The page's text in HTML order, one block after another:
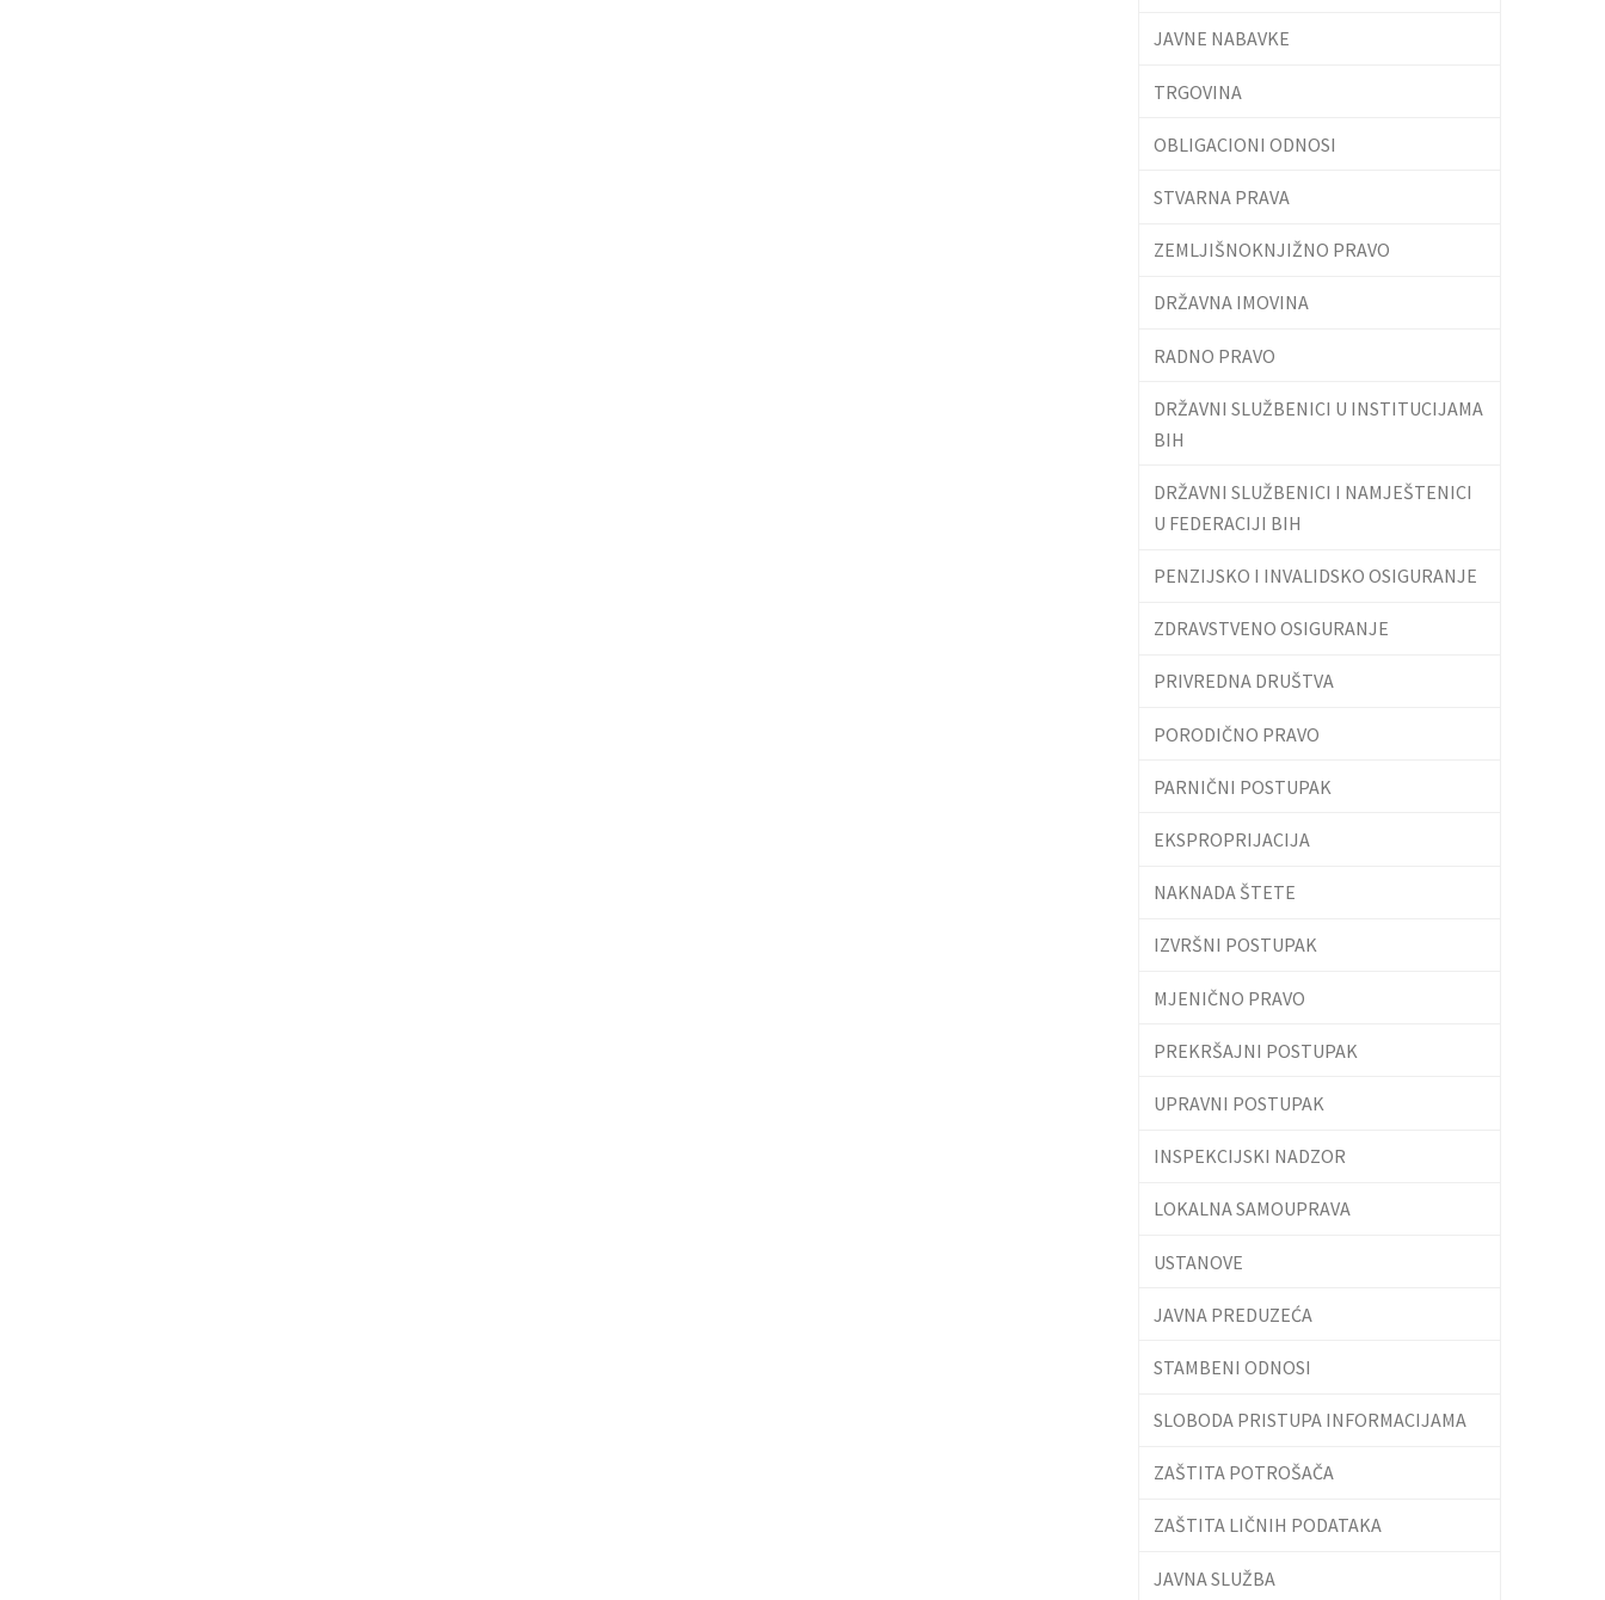
JAVNE NABAVKE
TRGOVINA
OBLIGACIONI ODNOSI
STVARNA PRAVA
ZEMLJIŠNOKNJIŽNO PRAVO
DRŽAVNA IMOVINA
RADNO PRAVO
DRŽAVNI SLUŽBENICI U INSTITUCIJAMA
BIH
DRŽAVNI SLUŽBENICI I NAMJEŠTENICI
U FEDERACIJI BIH
PENZIJSKO I INVALIDSKO OSIGURANJE
ZDRAVSTVENO OSIGURANJE
PRIVREDNA DRUŠTVA
PORODIČNO PRAVO
PARNIČNI POSTUPAK
EKSPROPRIJACIJA
NAKNADA ŠTETE
IZVRŠNI POSTUPAK
MJENIČNO PRAVO
PREKRŠAJNI POSTUPAK
UPRAVNI POSTUPAK
INSPEKCIJSKI NADZOR
LOKALNA SAMOUPRAVA
USTANOVE
JAVNA PREDUZEĆA
STAMBENI ODNOSI
SLOBODA PRISTUPA INFORMACIJAMA
ZAŠTITA POTROŠAČA
ZAŠTITA LIČNIH PODATAKA
JAVNA SLUŽBA